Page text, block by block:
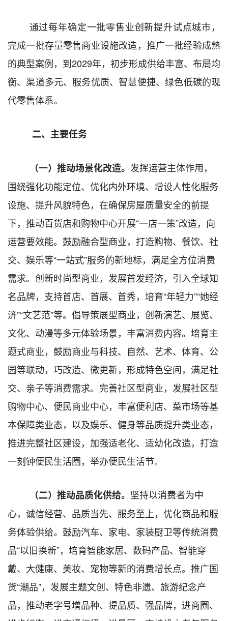
通过每年确定一批零售业创新提升试点城市，
完成一批存量零售商业设施改造， 推广一批经验成熟
的典型案例， 到2029年， 初步形成供给丰富、 布局均
衡、 渠道多元、 服务优质、 智慧便捷、绿色低碳的现
代零售体系。
二、主要任务
（一）推动场景化改造。 发挥运营主体作用，
围绕强化功能定位、优化内外环境、增设人性化服务
设施、提升风貌特色，在确保房屋质量安全的前提
下， 推动百货店和购物中心开展“一店一策”改造，向
运营要效能。鼓励融合型商业，打造购物、餐饮、社
交、娱乐等“一站式”服务的新地标，满足全方位消费
需求。 创新时尚型商业，发展首发经济，引入全球知
名品牌，支持首店、首展、首秀， 培育“年轻力”“她经
济”“文艺范”等。倡导策展型商业，创新演艺、展览、
文化、动漫等多元体验场景，丰富消费内容。培育主
题式商业，鼓励商业与科技、自然、艺术、体育、公
园等联动，巧改造、微更新，形成特色空间，满足社
交、亲子等消费需求。完善社区型商业，发展社区型
购物中心、便民商业中心，丰富便利店、菜市场等基
本保障类业态，以及娱乐、健身等品质提升类业态，
推进完整社区建设， 加强适老化、适幼化改造， 打造
一刻钟便民生活圈，举办便民生活节。
（二） 推动品质化供给。 坚持以消费者为中
心，诚信经营、品质当先、服务至上，优化商品和服
务体验供给。鼓励汽车、家电、家装厨卫等传统消费
品“以旧换新”，培育智能家居、数码产品、智能穿
戴、大健康、美妆、宠物等新的消费增长点。推广国
货“潮品”，发展主题文创、特色非遗、旅游纪念产
品，推动老字号增品种、提品质、强品牌，进商圈、